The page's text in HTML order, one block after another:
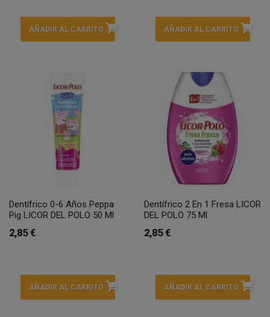
AÑADIR AL CARRITO AÑADIR AL CARRITO
Dentífrico 0-6 Años Peppa
Pig LICOR DEL POLO 50 Ml
2,85 €
AÑADIR AL CARRITO
Dentífrico 2 En 1 Fresa LICOR
DEL POLO 75 Ml
2,85 €
AÑADIR AL CARRITO